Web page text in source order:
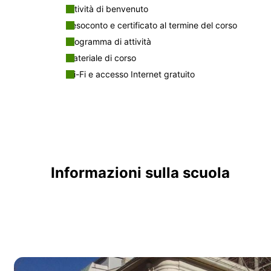
Attività di benvenuto
Resoconto e certificato al termine del corso
Programma di attività
Materiale di corso
Wi-Fi e accesso Internet gratuito
Informazioni sulla scuola